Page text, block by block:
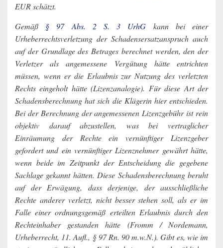
EUR schätzt.
Gemäß § 97 Abs. 2 S. 3 UrhG kann bei einer
Urheberrechtsverletzung der Schadensersatzanspruch auch
auf der Grundlage des Betrages berechnet werden, den der
Verletzer als angemessene Vergütung hätte entrichten
müssen, wenn er die Erlaubnis zur Nutzung des verletzten
Rechts eingeholt hätte (Lizenzanalogie). Für diese Art der
Schadensberechnung hat sich die Klägerin hier entschieden.
Bei der Berechnung der angemessenen Lizenzgebühr ist rein
objektiv darauf abzustellen, was bei vertraglicher
Einräumung der Rechte ein vernünftiger Lizenzgeber
gefordert und ein vernünftiger Lizenznehmer gewährt hätte,
wenn beide im Zeitpunkt der Entscheidung die gegebene
Sachlage gekannt hätten. Diese Schadensberechnung beruht
auf der Erwägung, dass derjenige, der ausschließliche
Rechte anderer verletzt, nicht besser stehen soll, als er im
Falle einer ordnungsgemäß erteilten Erlaubnis durch den
Rechteinhaber gestanden hätte (Fromm / Nordemann,
Urheberrecht, 11. Aufl., § 97 Rn. 90 m.w.N.). Gibt es, wie im